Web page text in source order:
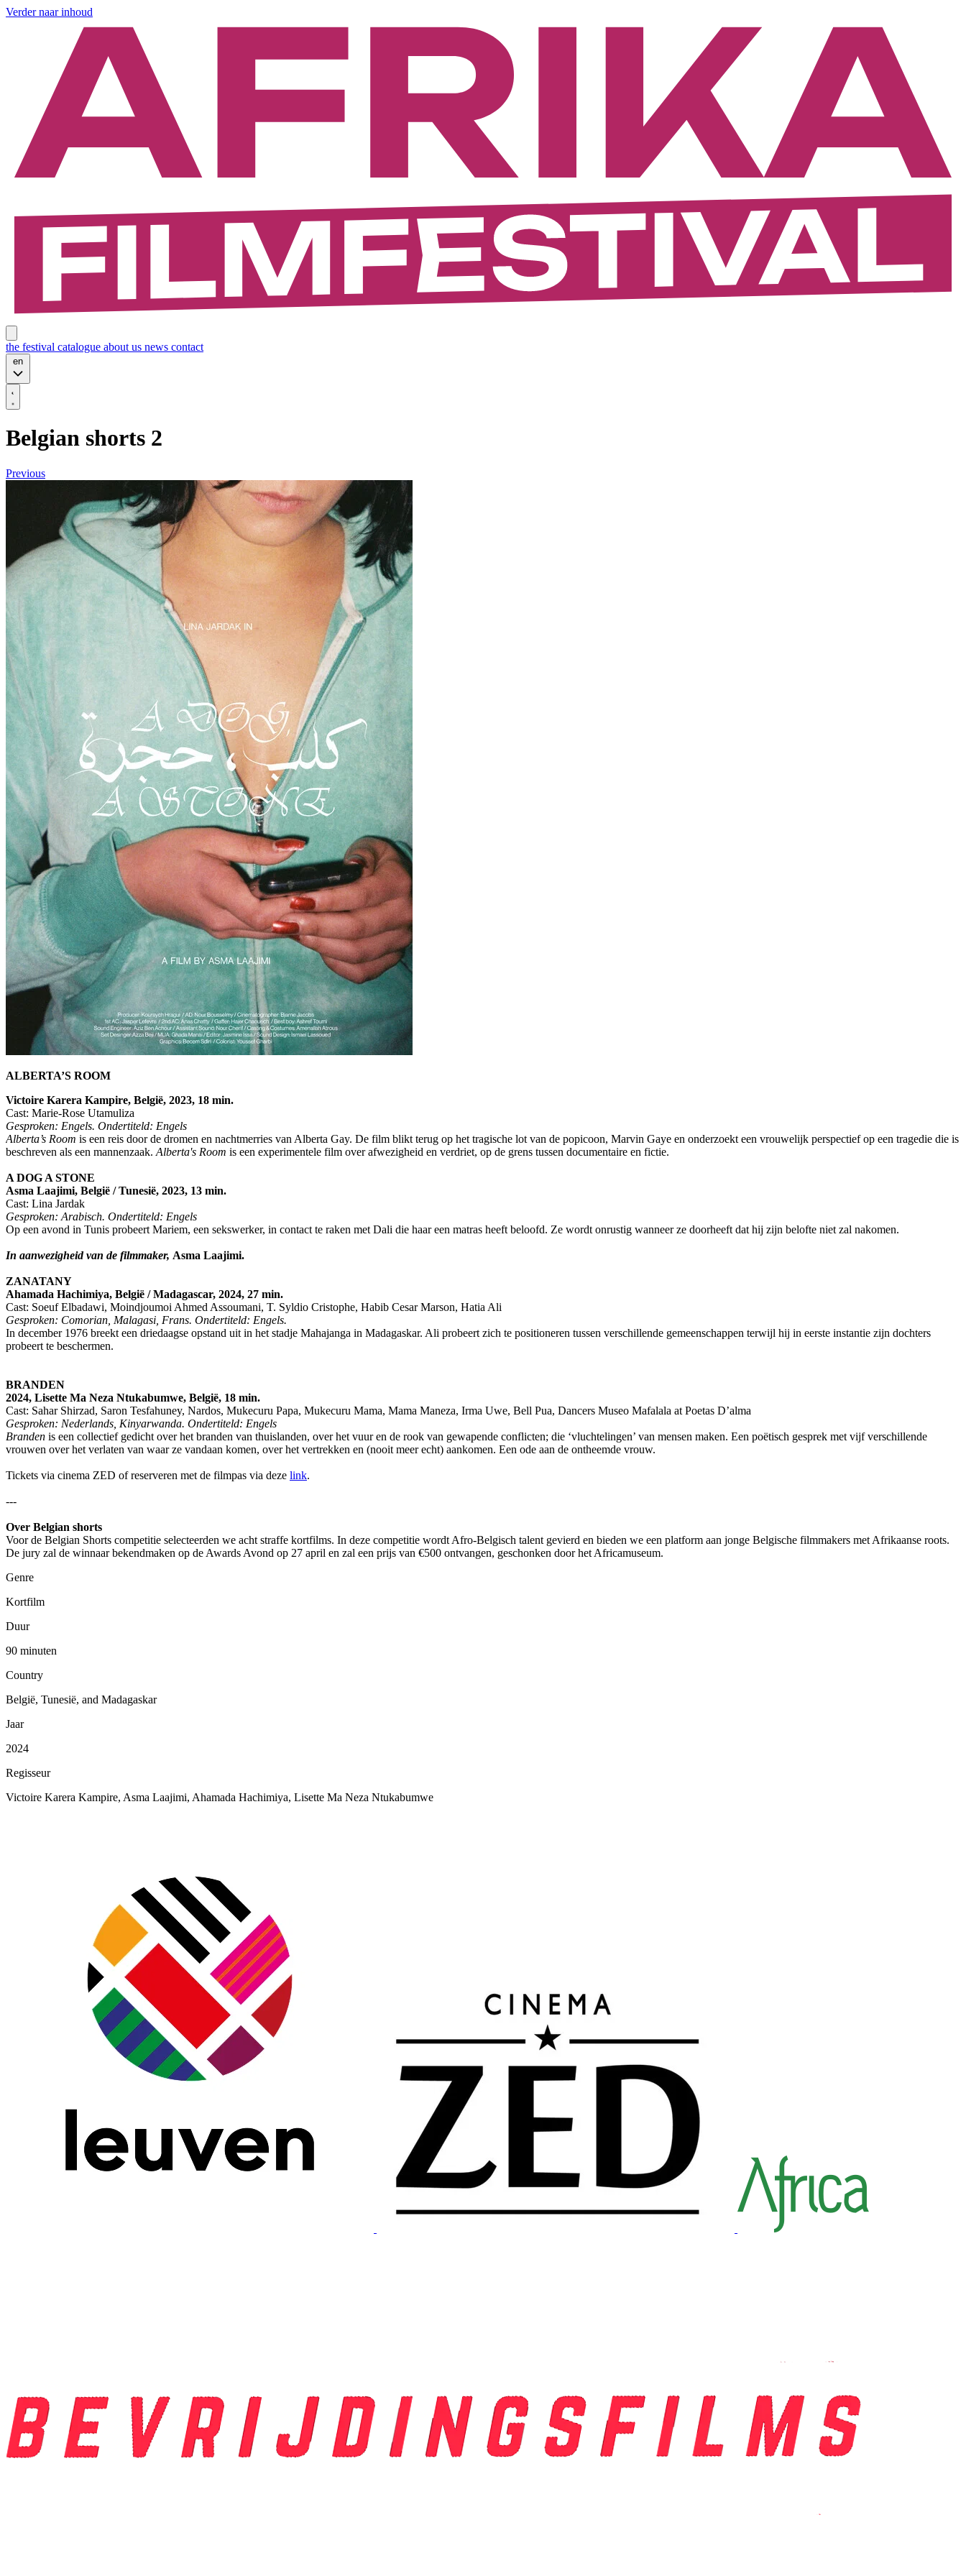
Verder naar inhoud
the festival catalogue about us news contact
en
Belgian shorts 2
Previous
ALBERTA’S ROOM
Victoire Karera Kampire, België, 2023, 18 min.
Cast: Marie-Rose Utamuliza
Gesproken: Engels. Ondertiteld: Engels
Alberta’s Room is een reis door de dromen en nachtmerries van Alberta Gay. De film blikt terug op het tragische lot van de popicoon, Marvin Gaye en onderzoekt een vrouwelijk perspectief op een tragedie die is
beschreven als een mannenzaak. Alberta's Room is een experimentele film over afwezigheid en verdriet, op de grens tussen documentaire en fictie.
A DOG A STONE
Asma Laajimi, België / Tunesië, 2023, 13 min.
Cast: Lina Jardak
Gesproken: Arabisch. Ondertiteld: Engels
Op een avond in Tunis probeert Mariem, een sekswerker, in contact te raken met Dali die haar een matras heeft beloofd. Ze wordt onrustig wanneer ze doorheeft dat hij zijn belofte niet zal nakomen.
In aanwezigheid van de filmmaker, Asma Laajimi.
ZANATANY
Ahamada Hachimiya, België / Madagascar, 2024, 27 min.
Cast: Soeuf Elbadawi, Moindjoumoi Ahmed Assoumani, T. Syldio Cristophe, Habib Cesar Marson, Hatia Ali
Gesproken: Comorian, Malagasi, Frans. Ondertiteld: Engels.
In december 1976 breekt een driedaagse opstand uit in het stadje Mahajanga in Madagaskar. Ali probeert zich te positioneren tussen verschillende gemeenschappen terwijl hij in eerste instantie zijn dochters
probeert te beschermen.
BRANDEN
2024, Lisette Ma Neza Ntukabumwe, België, 18 min.
Cast: Sahar Shirzad, Saron Tesfahuney, Nardos, Mukecuru Papa, Mukecuru Mama, Mama Maneza, Irma Uwe, Bell Pua, Dancers Museo Mafalala at Poetas D’alma
Gesproken: Nederlands, Kinyarwanda. Ondertiteld: Engels
Branden is een collectief gedicht over het branden van thuislanden, over het vuur en de rook van gewapende conflicten; die ‘vluchtelingen’ van mensen maken. Een poëtisch gesprek met vijf verschillende
vrouwen over het verlaten van waar ze vandaan komen, over het vertrekken en (nooit meer echt) aankomen. Een ode aan de ontheemde vrouw.
Tickets via cinema ZED of reserveren met de filmpas via deze link.
---
Over Belgian shorts
Voor de Belgian Shorts competitie selecteerden we acht straffe kortfilms. In deze competitie wordt Afro-Belgisch talent gevierd en bieden we een platform aan jonge Belgische filmmakers met Afrikaanse roots.
De jury zal de winnaar bekendmaken op de Awards Avond op 27 april en zal een prijs van €500 ontvangen, geschonken door het Africamuseum.
Genre
Kortfilm
Duur
90 minuten
Country
België, Tunesië, and Madagaskar
Jaar
2024
Regisseur
Victoire Karera Kampire, Asma Laajimi, Ahamada Hachimiya, Lisette Ma Neza Ntukabumwe